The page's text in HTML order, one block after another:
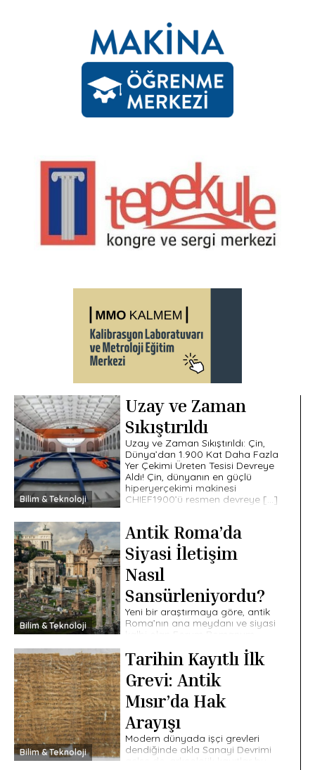
Bilim & Teknoloji
Uzay ve Zaman
Sıkıştırıldı
Uzay ve Zaman Sıkıştırıldı: Çin,
Dünya’dan 1.900 Kat Daha Fazla
Yer Çekimi Üreten Tesisi Devreye
Aldı! Çin, dünyanın en güçlü
hiperyerçekimi makinesi
CHIEF1900’ü resmen devreye […]
Bilim & Teknoloji
Antik Roma’da
Siyasi İletişim
Nasıl
Sansürleniyordu?
Yeni bir araştırmaya göre, antik
Roma’nın ana meydanı ve siyasi
kalbi olan Forum Romanum,
daha önce düşünüldüğünden
daha aktif bir rol oynamış […]
Bilim & Teknoloji
Tarihin Kayıtlı İlk
Grevi: Antik
Mısır’da Hak
Arayışı
Modern dünyada işçi grevleri
dendiğinde akla Sanayi Devrimi
gelse de, arkeolojik kayıtlar bu